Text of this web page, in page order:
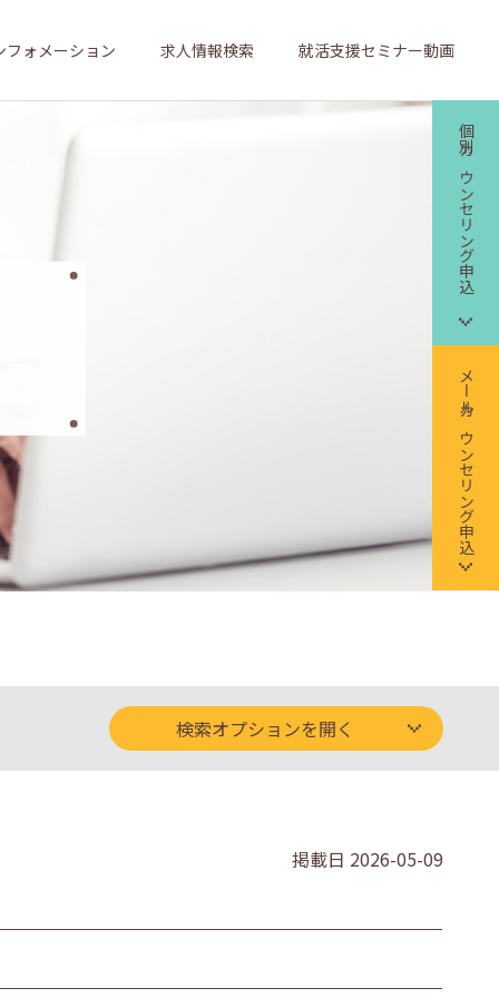
フォメーション 求人情報検索 就活支援セミナー動画
個別カウンセリング申込
メールカウンセリング申込
検索オプションを開く
掲載日 2026-05-09